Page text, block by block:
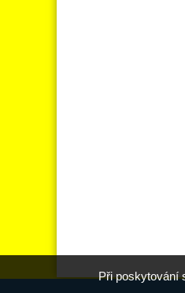
Při poskytování